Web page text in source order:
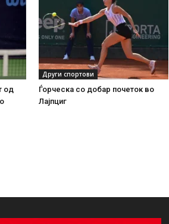
од
Други спортови
Ѓорческа со добар почеток во
Лајпциг